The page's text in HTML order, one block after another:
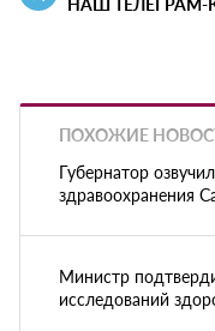
ПОХОЖИЕ
Губернатор
здравоохранения
Министр
исследований